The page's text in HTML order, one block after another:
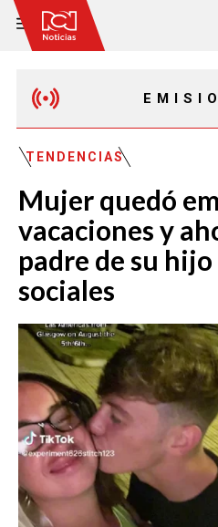
MAÑANA EXPRESS
EMISIÓN
EMISIÓN
EMISIÓN 11:30
TENDENCIAS
Mujer quedó
vacaciones y
padre de su
sociales